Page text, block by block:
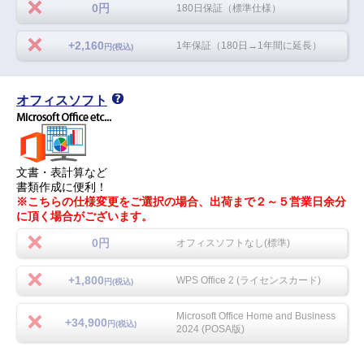
0円 180日保証（標準仕様）
+2,160 円(税込) 1年保証（180日→1年間に延長）
オフィスソフト
文書・表計算など
書類作成に便利！
※こちらの仕様変更をご選択の場合、出荷まで２～５営業日余分
に頂く場合がございます。
0円 オフィスソフトなし(標準)
+1,800 円(税込) WPS Office 2 (ライセンスカード)
+34,900 円(税込)
Microsoft Office Home and Business
2024 (POSA版)